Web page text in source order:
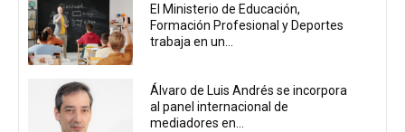
El Ministerio de Educación,
Formación Profesional y Deportes
trabaja en un...
Álvaro de Luis Andrés se incorpora
al panel internacional de
mediadores en...